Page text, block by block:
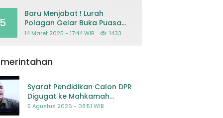
Kriminalisasi
Baru Menjabat ! Lurah
Polagan Gelar Buka Puasa
Bersama
14 Maret 2025 - 17:44 WIB 1433
Syarat Pendidikan Calon DPR
Digugat ke Mahkamah
Konstitusi
5 Agustus 2026 - 08:51 WIB